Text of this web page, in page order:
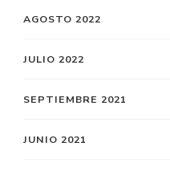
AGOSTO 2022
JULIO 2022
SEPTIEMBRE 2021
JUNIO 2021